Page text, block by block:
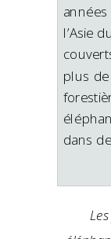
l’Asie
plus
dans